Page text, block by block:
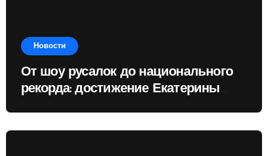
Новости
От шоу русалок до национального
рекорда: достижение Екатерины